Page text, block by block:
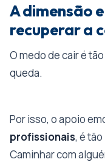
A dimensão
recuperar a
O medo de cair é
queda.
Por isso, o apoio
profissionais, é
Caminhar com